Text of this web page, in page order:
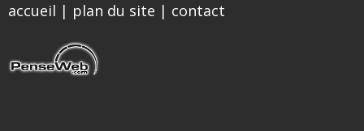
accueil | plan du site | contact